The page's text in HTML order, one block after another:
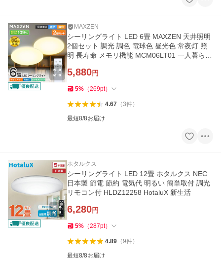
MAXZEN
シーリングライト LED 6畳 MAXZEN 天井照明
2個セット 調光 調色 電球色 昼光色 常夜灯 照
明 長寿命 メモリ機能 MCM06LT01 一人暮らし
5,880円
5% （269pt）
4.67（3件）
最短8/8お届け
ホタルクス
シーリングライト LED 12畳 ホタルクス NEC
日本製 節電 節約 電気代 明るい 簡単取付 調光
リモコン付 HLDZ12258 HotaluX 新生活
6,280円
5% （287pt）
4.89（9件）
最短8/8お届け